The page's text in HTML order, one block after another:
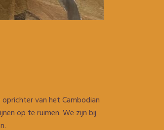
oprichter van het Cambodian
op te ruimen. We zijn bij